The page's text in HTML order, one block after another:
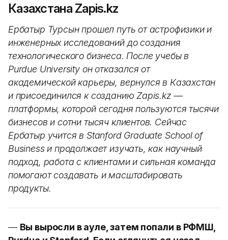
Казахстана Zapis.kz
Ербатыр Турсын прошел путь от астрофизики и
инженерных исследований до создания
технологического бизнеса. После учебы в
Purdue University он отказался от
академической карьеры, вернулся в Казахстан
и присоединился к созданию Zapis.kz —
платформы, которой сегодня пользуются тысячи
бизнесов и сотни тысяч клиентов. Сейчас
Ербатыр учится в Stanford Graduate School of
Business и продолжает изучать, как научный
подход, работа с клиентами и сильная команда
помогают создавать и масштабировать
продукты.
— Вы выросли в ауле, затем попали в РФМШ,